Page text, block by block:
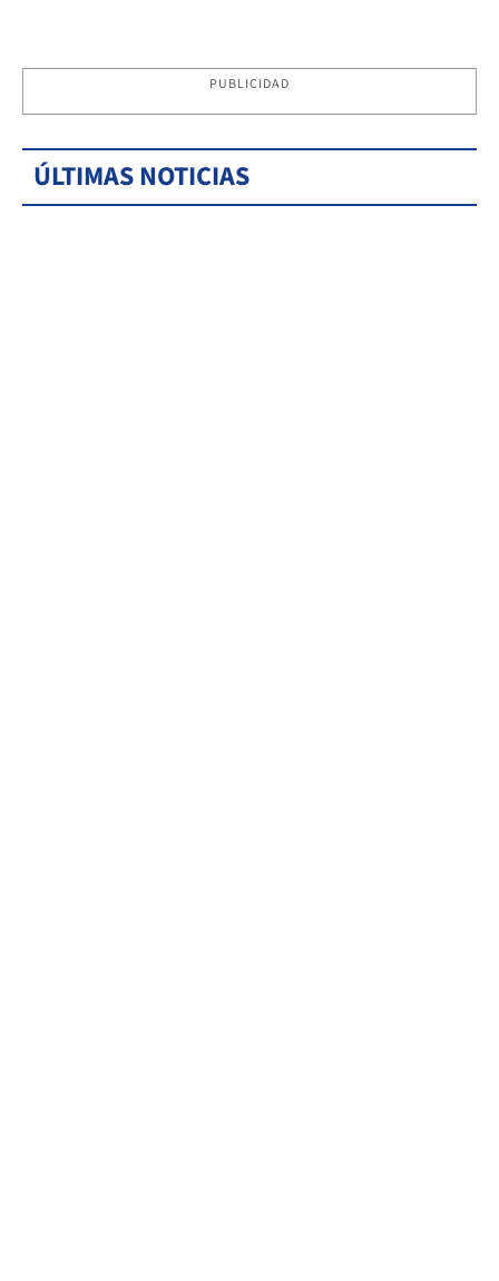
PUBLICIDAD
ÚLTIMAS NOTICIAS